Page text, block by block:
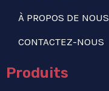
À PROPOS DE NOUS
CONTACTEZ-NOUS
Produits